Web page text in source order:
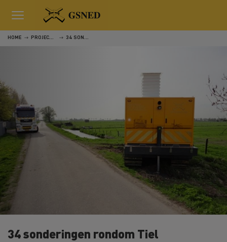
HOME PROJECTEN 34 SONDERINGEN RONDOM TIEL
34 sonderingen rondom Tiel